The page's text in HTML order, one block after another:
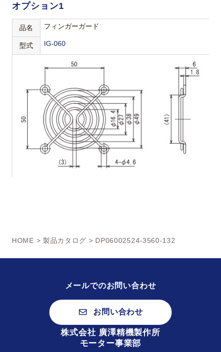
オプション1
品名 フィンガーガード
型式 IG-060
HOME > 製品カタログ > DP06002524-3560-132
メールでのお問い合わせ
お問い合わせ
株式会社 廣澤精機製作所
モーター事業部